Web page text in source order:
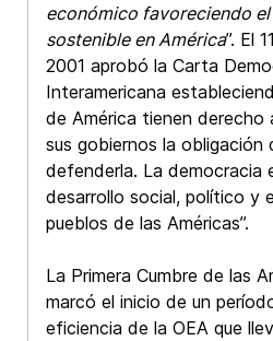
económico favoreciendo
sostenible en América”. El
2001 aprobó la Carta
Interamericana
de América tienen derecho
sus gobiernos la obligación
defenderla. La democracia
desarrollo social, político y
pueblos de las Américas”.
La Primera Cumbre de las
marcó el inicio de un
eficiencia de la OEA que